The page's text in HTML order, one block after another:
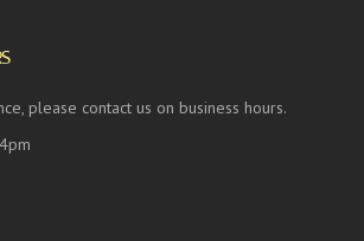
please contact us on business hours.